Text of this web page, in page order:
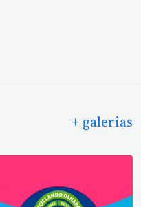
+ galerias